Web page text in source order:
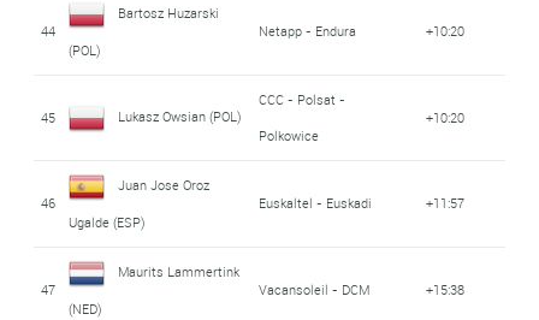
44
Bartosz Huzarski
(POL)
Netapp - Endura +10:20
45 Lukasz Owsian (POL)
CCC - Polsat -
Polkowice
+10:20
46
Juan Jose Oroz
Ugalde (ESP)
Euskaltel - Euskadi +11:57
47
Maurits Lammertink
(NED)
Vacansoleil - DCM +15:38